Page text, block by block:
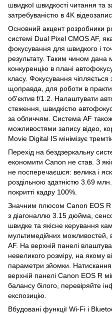
швидкої швидкості читання та
затребуваністю в 4K
Основний акцент розробники
системі Dual Pixel CMOS AF,
фокусування для швидкого і
результату. Таким чином дана
конкуренцію в плані
класу. Фокусування чіпляється
щоправда, для роботи в
об'єктив f/1.2. Налаштувати
стеження, швидкістю
за обличчям. Система AF також
можливостями запису відео,
Movie Digital IS мінімізує
Перехід на бездзеркальну
економити Canon не став. З
не посперечаєшся: велика і
роздільною здатністю 3.69
покритті кадру 100%.
Значним плюсом Canon EOS R
з діагоналлю 3.15 дюйма,
швидке та якісне керування
мультимедійних можливостей,
AF. На верхній панелі
невеликого розміру, на якому
параметри зйомки.
верхній панелі Canon EOS R
балансу білого, перевіряйте
експозицію.
Вбудовані функції Wi-Fi і